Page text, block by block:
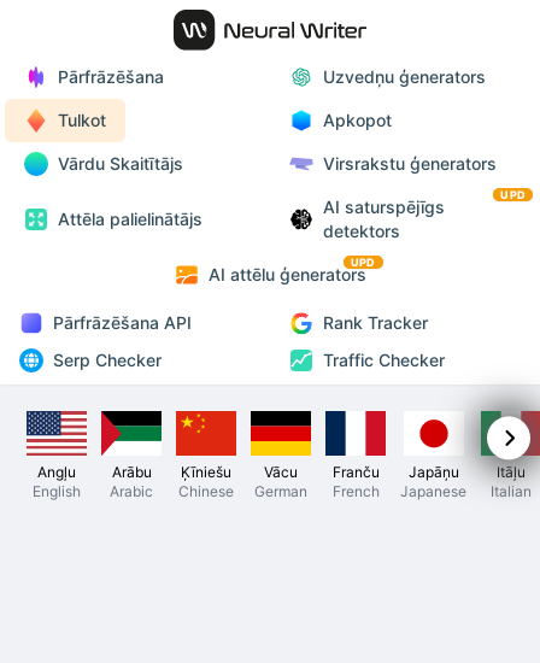
Pārfrāzēšana Uzvedņu ģenerators
Tulkot Apkopot
Vārdu Skaitītājs Virsrakstu ģenerators
Attēla palielinātājs
AI saturspējīgs
detektors
UPD
AI attēlu ģenerators
UPD
Pārfrāzēšana API
Rank Tracker
Serp Checker
Traffic Checker
Angļu
English
Arābu
Arabic
Ķīniešu
Chinese
Vācu
German
Franču
French
Japāņu
Japanese
Itāļu
Italian